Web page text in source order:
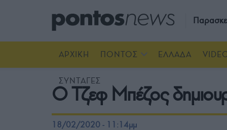
ΑΡΧΙΚΗ ΠΟΝΤΟΣ ΕΛΛΑΔΑ
ΣΥΝΤΑΓΕΣ
Ο Τζεφ Μπέζος
18/02/2020 - 11:14μμ